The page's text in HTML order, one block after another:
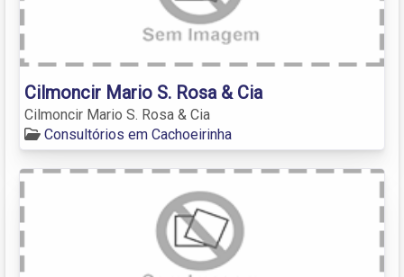
Cilmoncir Mario S. Rosa & Cia
Cilmoncir Mario S. Rosa & Cia
Consultórios em Cachoeirinha